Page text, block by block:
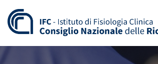
Vai
al
contenuto